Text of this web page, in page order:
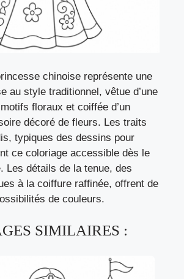
chinoise représente une
au style traditionnel, vêtue d’une
floraux et coiffée d’un
décoré de fleurs. Les traits
typiques des dessins pour
ce coloriage accessible dès le
Les détails de la tenue, des
à la coiffure raffinée, offrent de
de couleurs.
SIMILAIRES :